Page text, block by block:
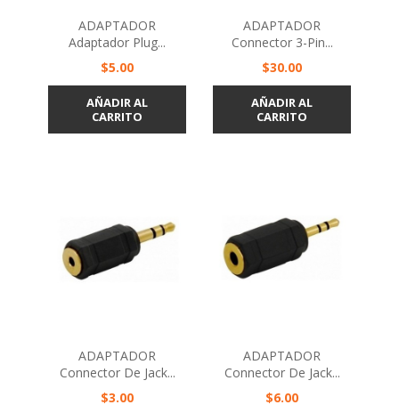
ADAPTADOR
Adaptador Plug...
Precio
$5.00
AÑADIR AL
CARRITO
ADAPTADOR
Connector 3-Pin...
Precio
$30.00
AÑADIR AL
CARRITO
ADAPTADOR
Connector De Jack...
Precio
$3.00
ADAPTADOR
Connector De Jack...
Precio
$6.00